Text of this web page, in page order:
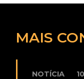
MAIS
NOTÍCIA